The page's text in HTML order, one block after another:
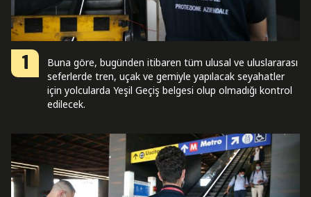
1
Buna göre, bugünden itibaren tüm ulusal ve uluslararası
seferlerde tren, uçak ve gemiyle yapılacak seyahatler
için yolcularda Yeşil Geçiş belgesi olup olmadığı kontrol
edilecek.